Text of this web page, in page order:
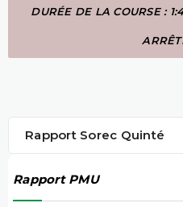
DURÉE DE LA COURSE :
Rapport Sorec Quinté
Rapport PMU